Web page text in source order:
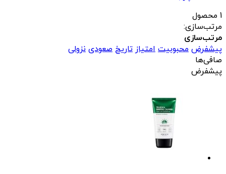
1 محصول
مرتب‌سازی:
مرتب‌سازی
پیشفرض محبوبیت امتیاز تاریخ صعودی نزولی
صافی‌ها
پیشفرض